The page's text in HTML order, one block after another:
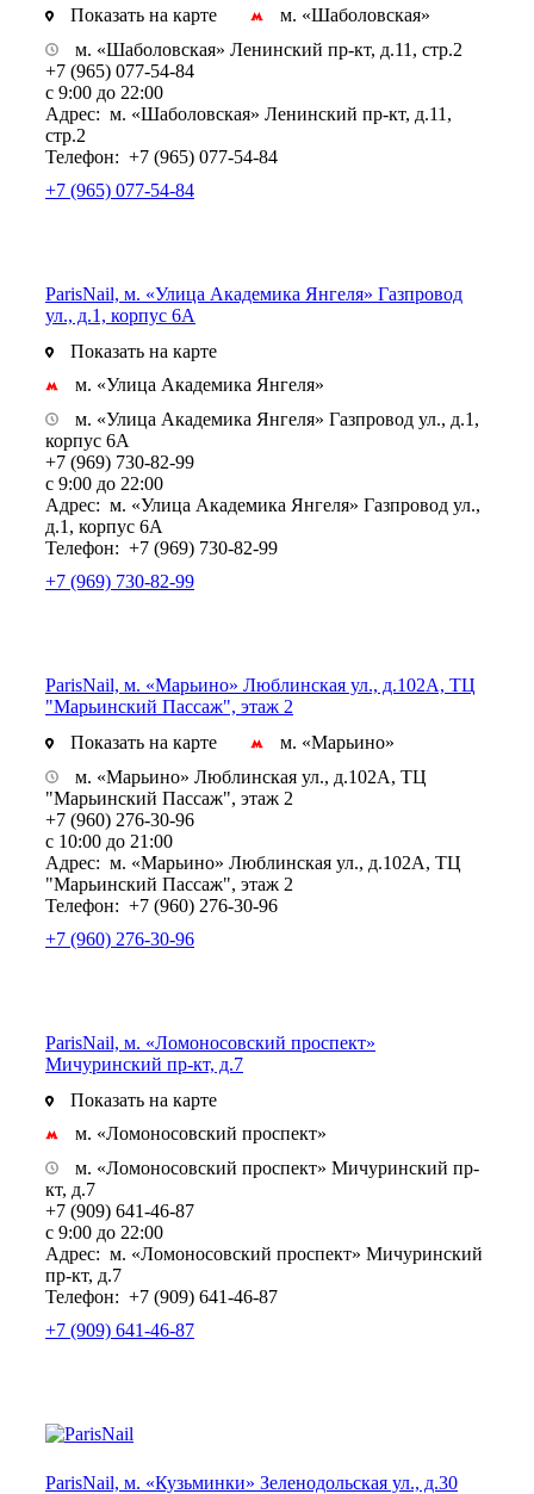
Показать на карте
м. «Шаболовская»
м. «Шаболовская» Ленинский пр-кт, д.11, стр.2
+7 (965) 077-54-84
с 9:00 до 22:00
Адрес: м. «Шаболовская» Ленинский пр-кт, д.11,
стр.2
Телефон: +7 (965) 077-54-84
+7 (965) 077-54-84
ParisNail, м. «Улица Академика Янгеля» Газпровод
ул., д.1, корпус 6А
Показать на карте
м. «Улица Академика Янгеля»
м. «Улица Академика Янгеля» Газпровод ул., д.1,
корпус 6А
+7 (969) 730-82-99
с 9:00 до 22:00
Адрес: м. «Улица Академика Янгеля» Газпровод ул.,
д.1, корпус 6А
Телефон: +7 (969) 730-82-99
+7 (969) 730-82-99
ParisNail, м. «Марьино» Люблинская ул., д.102А, ТЦ
"Марьинский Пассаж", этаж 2
Показать на карте
м. «Марьино»
м. «Марьино» Люблинская ул., д.102А, ТЦ
"Марьинский Пассаж", этаж 2
+7 (960) 276-30-96
с 10:00 до 21:00
Адрес: м. «Марьино» Люблинская ул., д.102А, ТЦ
"Марьинский Пассаж", этаж 2
Телефон: +7 (960) 276-30-96
+7 (960) 276-30-96
ParisNail, м. «Ломоносовский проспект»
Мичуринский пр-кт, д.7
Показать на карте
м. «Ломоносовский проспект»
м. «Ломоносовский проспект» Мичуринский пр-
кт, д.7
+7 (909) 641-46-87
с 9:00 до 22:00
Адрес: м. «Ломоносовский проспект» Мичуринский
пр-кт, д.7
Телефон: +7 (909) 641-46-87
+7 (909) 641-46-87
ParisNail, м. «Кузьминки» Зеленодольская ул., д.30